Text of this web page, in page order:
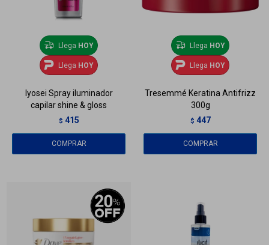
Llega HOY
Llega HOY
Iyosei Spray iluminador
capilar shine & gloss
$ 415
Llega HOY
Llega HOY
Tresemmé Keratina Antifrizz
300g
$ 447